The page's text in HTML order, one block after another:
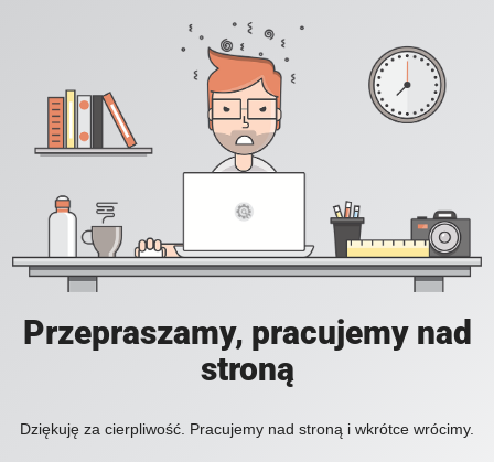
Przepraszamy, pracujemy nad
stroną
Dziękuję za cierpliwość. Pracujemy nad stroną i wkrótce wrócimy.